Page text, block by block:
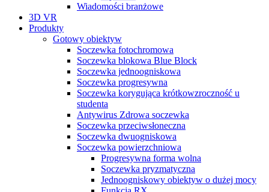
Wiadomości branżowe
3D VR
Produkty
Gotowy obiektyw
Soczewka fotochromowa
Soczewka blokowa Blue Block
Soczewka jednoogniskowa
Soczewka progresywna
Soczewka korygująca krótkowzroczność u
studenta
Antywirus Zdrowa soczewka
Soczewka przeciwsłoneczna
Soczewka dwuogniskowa
Soczewka powierzchniowa
Progresywna forma wolna
Soczewka pryzmatyczna
Jednoogniskowy obiektyw o dużej mocy